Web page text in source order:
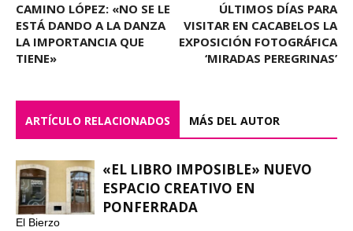
CAMINO LÓPEZ: «NO SE LE
ESTÁ DANDO A LA DANZA
LA IMPORTANCIA QUE
TIENE»
ÚLTIMOS DÍAS PARA
VISITAR EN CACABELOS LA
EXPOSICIÓN FOTOGRÁFICA
‘MIRADAS PEREGRINAS’
ARTÍCULO RELACIONADOS MÁS DEL AUTOR
El Bierzo
«EL LIBRO IMPOSIBLE» NUEVO
ESPACIO CREATIVO EN
PONFERRADA